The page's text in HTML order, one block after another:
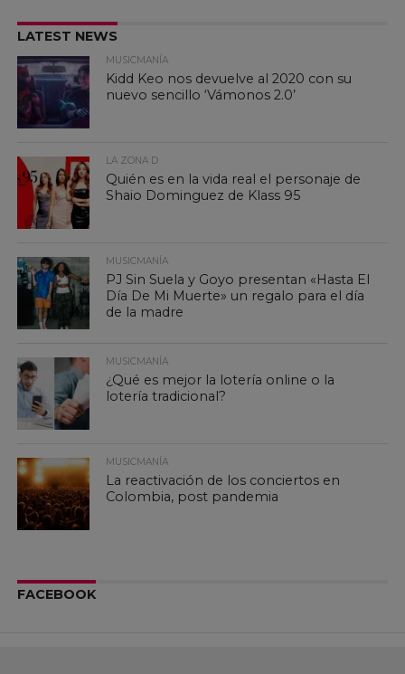
LATEST NEWS
MUSICMANÍA
Kidd Keo nos devuelve al 2020 con su
nuevo sencillo ‘Vámonos 2.0’
LA ZONA D
Quién es en la vida real el personaje de
Shaio Dominguez de Klass 95
MUSICMANÍA
PJ Sin Suela y Goyo presentan «Hasta El
Día De Mi Muerte» un regalo para el día
de la madre
MUSICMANÍA
¿Qué es mejor la lotería online o la
lotería tradicional?
MUSICMANÍA
La reactivación de los conciertos en
Colombia, post pandemia
FACEBOOK